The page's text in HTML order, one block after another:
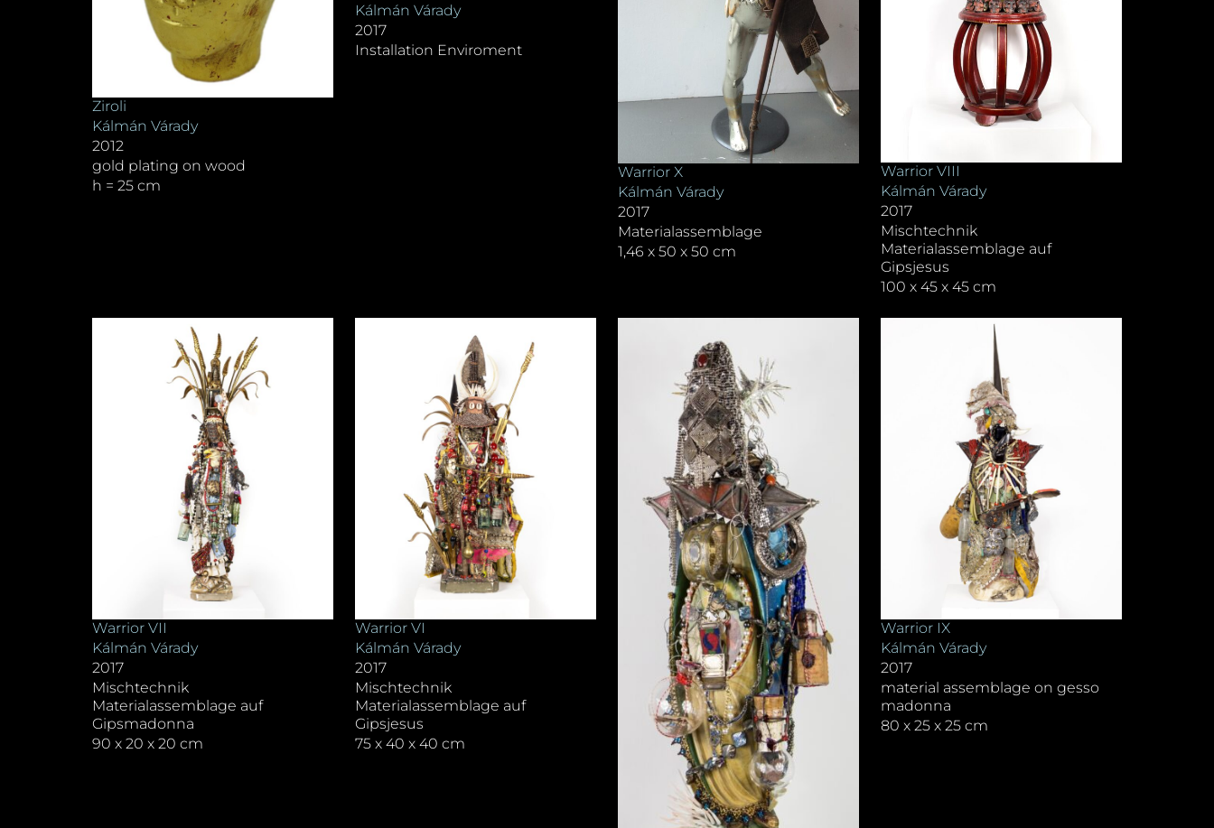
Ziroli
Kálmán Várady
2012
gold plating on wood
h = 25 cm
Kálmán Várady
2017
Installation Enviroment
Warrior X
Kálmán Várady
2017
Materialassemblage
1,46 x 50 x 50 cm
Warrior VIII
Kálmán Várady
2017
Mischtechnik
Materialassemblage auf
Gipsjesus
100 x 45 x 45 cm
Warrior VII
Kálmán Várady
2017
Mischtechnik
Materialassemblage auf
Gipsmadonna
90 x 20 x 20 cm
Warrior VI
Kálmán Várady
2017
Mischtechnik
Materialassemblage auf
Gipsjesus
75 x 40 x 40 cm
Warrior IX
Kálmán Várady
2017
material assemblage on gesso
madonna
80 x 25 x 25 cm